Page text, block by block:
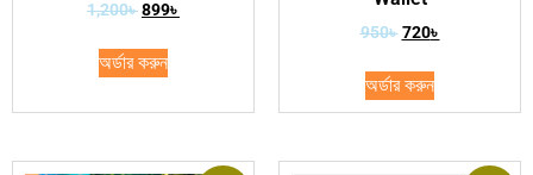
1,200৳899৳
অর্ডার করুন
950৳ 720৳
অর্ডার করুন